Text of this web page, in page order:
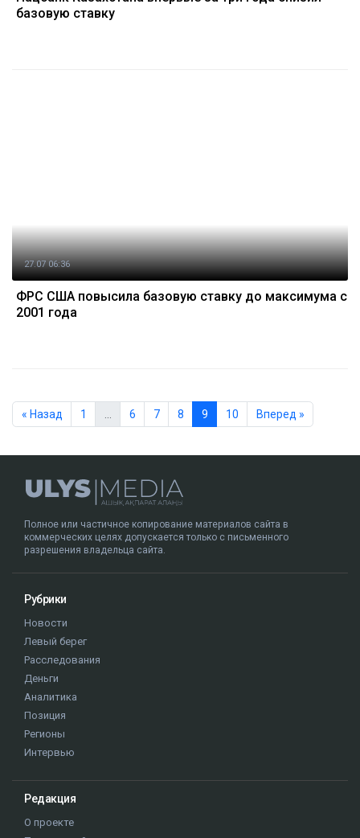
базовую ставку
27.07 06:36
ФРС США повысила базовую ставку до максимума с
2001 года
« Назад 1 6 7 8 9 10 Вперед »
Полное или частичное копирование материалов сайта в
коммерческих целях допускается только с письменного
разрешения владельца сайта.
Рубрики
Новости
Левый берег
Расследования
Деньги
Аналитика
Позиция
Регионы
Интервью
Редакция
О проекте